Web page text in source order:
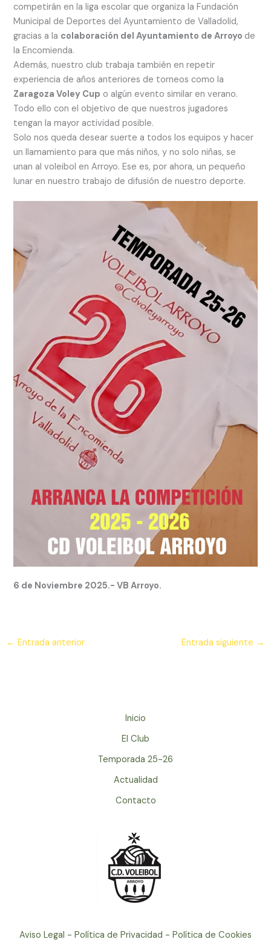
competirán en la liga escolar que organiza la Fundación
Municipal de Deportes del Ayuntamiento de Valladolid,
gracias a la colaboración del Ayuntamiento de Arroyo de
la Encomienda.
Además, nuestro club trabaja también en repetir
experiencia de años anteriores de torneos como la
Zaragoza Voley Cup o algún evento similar en verano.
Todo ello con el objetivo de que nuestros jugadores
tengan la mayor actividad posible.
Solo nos queda desear suerte a todos los equipos y hacer
un llamamiento para que más niños, y no solo niñas, se
unan al voleibol en Arroyo. Ese es, por ahora, un pequeño
lunar en nuestro trabajo de difusión de nuestro deporte.
6 de Noviembre 2025.- VB Arroyo.
← Entrada anterior Entrada siguiente →
Inicio
El Club
Temporada 25-26
Actualidad
Contacto
Aviso Legal - Política de Privacidad - Política de Cookies